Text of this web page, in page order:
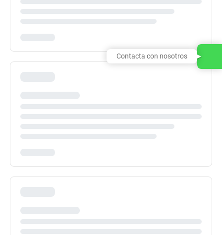
Contacta con nosotros